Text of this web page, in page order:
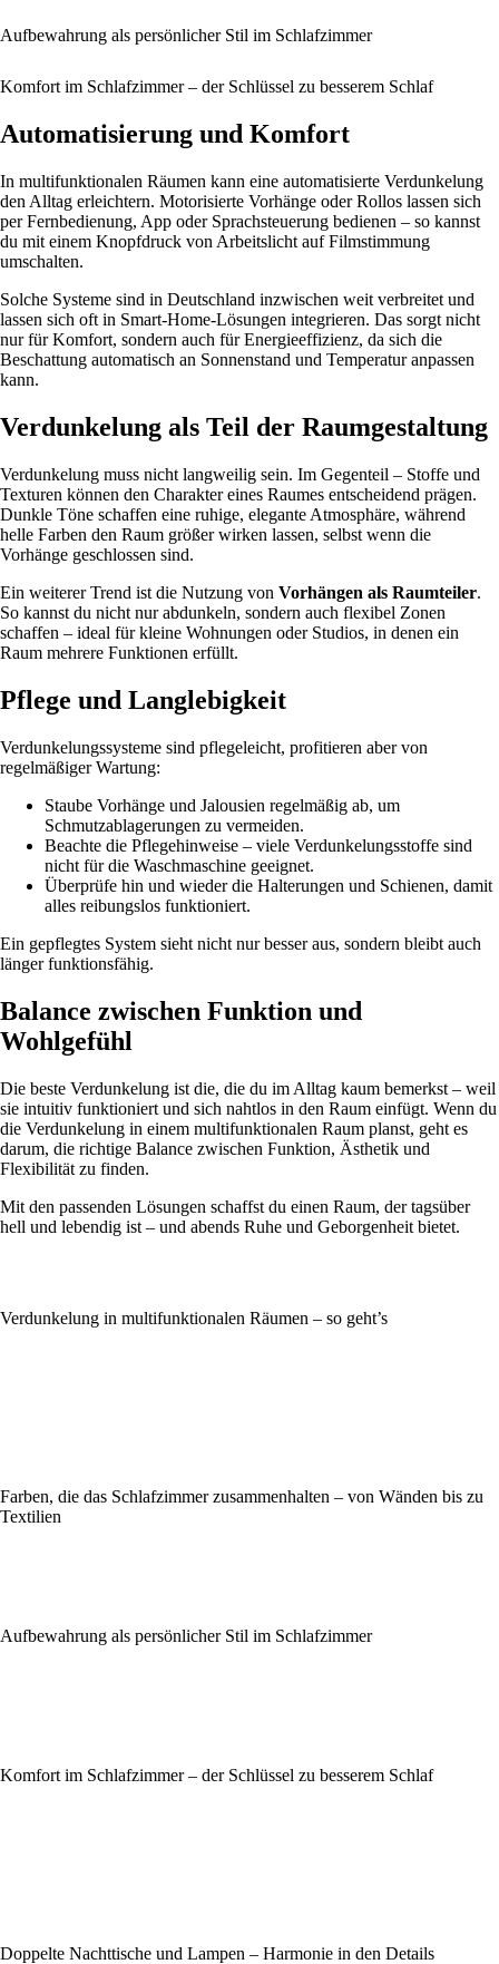
Aufbewahrung als persönlicher Stil im Schlafzimmer
Komfort im Schlafzimmer – der Schlüssel zu besserem Schlaf
Automatisierung und Komfort
In multifunktionalen Räumen kann eine automatisierte Verdunkelung
den Alltag erleichtern. Motorisierte Vorhänge oder Rollos lassen sich
per Fernbedienung, App oder Sprachsteuerung bedienen – so kannst
du mit einem Knopfdruck von Arbeitslicht auf Filmstimmung
umschalten.
Solche Systeme sind in Deutschland inzwischen weit verbreitet und
lassen sich oft in Smart-Home-Lösungen integrieren. Das sorgt nicht
nur für Komfort, sondern auch für Energieeffizienz, da sich die
Beschattung automatisch an Sonnenstand und Temperatur anpassen
kann.
Verdunkelung als Teil der Raumgestaltung
Verdunkelung muss nicht langweilig sein. Im Gegenteil – Stoffe und
Texturen können den Charakter eines Raumes entscheidend prägen.
Dunkle Töne schaffen eine ruhige, elegante Atmosphäre, während
helle Farben den Raum größer wirken lassen, selbst wenn die
Vorhänge geschlossen sind.
Ein weiterer Trend ist die Nutzung von Vorhängen als Raumteiler.
So kannst du nicht nur abdunkeln, sondern auch flexibel Zonen
schaffen – ideal für kleine Wohnungen oder Studios, in denen ein
Raum mehrere Funktionen erfüllt.
Pflege und Langlebigkeit
Verdunkelungssysteme sind pflegeleicht, profitieren aber von
regelmäßiger Wartung:
Staube Vorhänge und Jalousien regelmäßig ab, um
Schmutzablagerungen zu vermeiden.
Beachte die Pflegehinweise – viele Verdunkelungsstoffe sind
nicht für die Waschmaschine geeignet.
Überprüfe hin und wieder die Halterungen und Schienen, damit
alles reibungslos funktioniert.
Ein gepflegtes System sieht nicht nur besser aus, sondern bleibt auch
länger funktionsfähig.
Balance zwischen Funktion und
Wohlgefühl
Die beste Verdunkelung ist die, die du im Alltag kaum bemerkst – weil
sie intuitiv funktioniert und sich nahtlos in den Raum einfügt. Wenn du
die Verdunkelung in einem multifunktionalen Raum planst, geht es
darum, die richtige Balance zwischen Funktion, Ästhetik und
Flexibilität zu finden.
Mit den passenden Lösungen schaffst du einen Raum, der tagsüber
hell und lebendig ist – und abends Ruhe und Geborgenheit bietet.
Verdunkelung in multifunktionalen Räumen – so geht’s
Farben, die das Schlafzimmer zusammenhalten – von Wänden bis zu
Textilien
Aufbewahrung als persönlicher Stil im Schlafzimmer
Komfort im Schlafzimmer – der Schlüssel zu besserem Schlaf
Doppelte Nachttische und Lampen – Harmonie in den Details